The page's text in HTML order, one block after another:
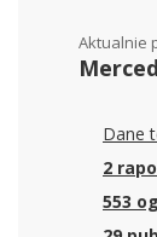
znalezienie
Aktualnie w
ofertę
cenami, które
PLN, w
dealera marki
Aktualnie
Dane
2
553